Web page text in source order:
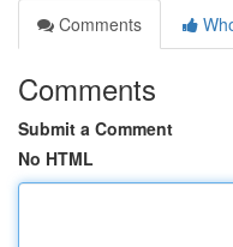
Comments
Comments
Submit a Comment
No HTML